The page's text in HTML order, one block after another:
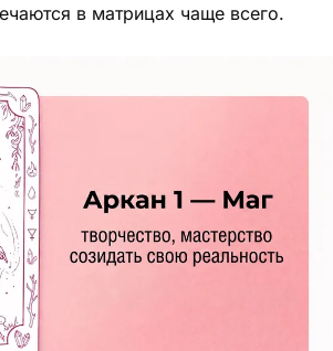
в матрицах чаще всего.